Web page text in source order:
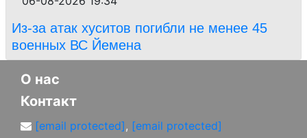
Из-за атак хуситов погибли не менее 45
военных ВС Йемена
О нас
Контакт
[email protected], [email protected]